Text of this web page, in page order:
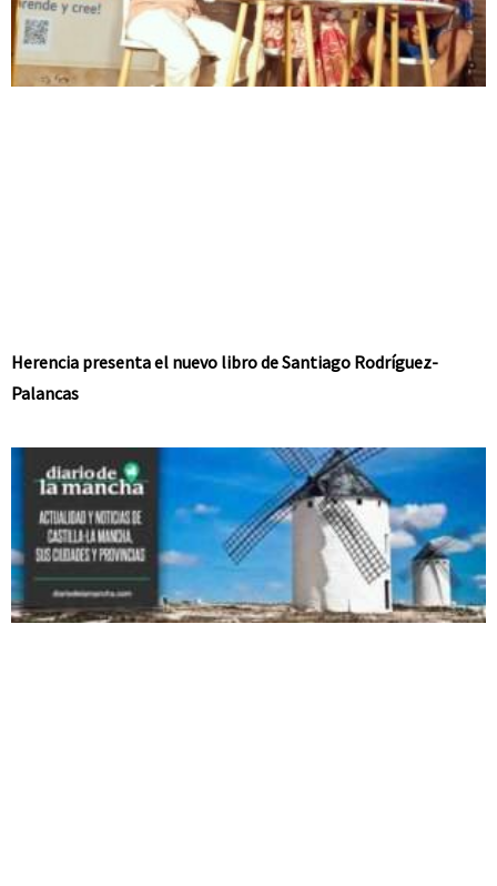
Herencia presenta el nuevo libro de Santiago Rodríguez-
Palancas